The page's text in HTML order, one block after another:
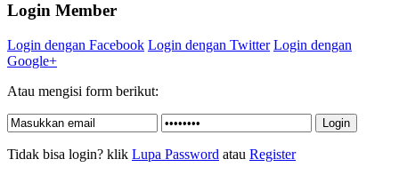
Login Member
Login dengan Facebook Login dengan Twitter Login dengan
Google+
Atau mengisi form berikut:
Tidak bisa login? klik Lupa Password atau Register